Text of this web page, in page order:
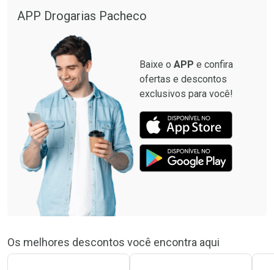
APP Drogarias Pacheco
Baixe o APP e confira
ofertas e descontos
exclusivos para você!
Os melhores descontos você encontra aqui